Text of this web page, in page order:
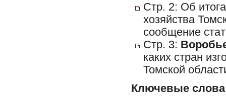
Стр. 2: Об
хозяйства
сообщение
Стр. 3:
каких стран
Томской
Ключевые слова